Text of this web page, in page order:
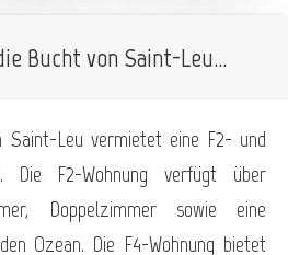
Bucht von Saint-Leu...
Saint-Leu vermietet eine F2- und
Die F2-Wohnung verfügt über
Doppelzimmer sowie eine
Ozean. Die F4-Wohnung bietet